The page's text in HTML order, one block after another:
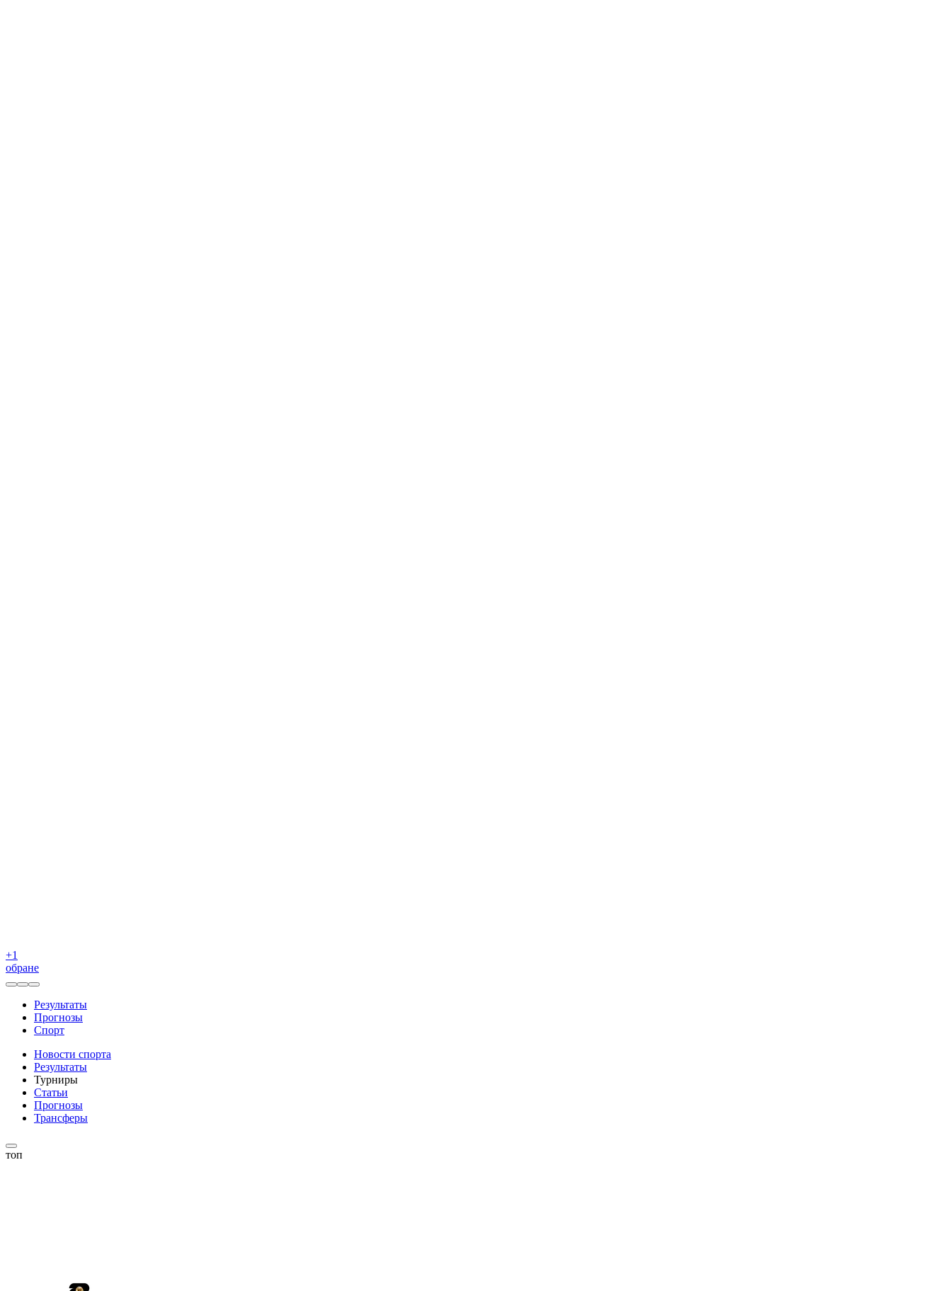
+1
обране
Результаты
Прогнозы
Спорт
Новости спорта
Результаты
Турниры
Статьи
Прогнозы
Трансферы
топ